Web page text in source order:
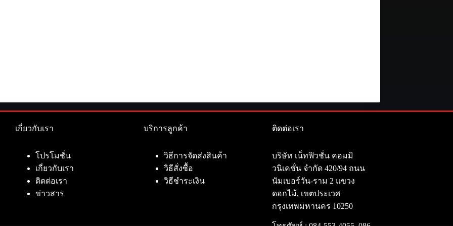
เกี่ยวกับเรา
โปรโมชั่น
เกี่ยวกับเรา
ติดต่อเรา
ข่าวสาร
บริการลูกค้า
วิธีการจัดส่งสินค้า
วิธีสั่งซื้อ
วิธีชำระเงิน
ติดต่อเรา
บริษัท เน็ทฟิวชั่น คอมมิ
วนิเคชั่น จำกัด 420/94 ถนน
นัมเบอร์วัน-ราม 2 แขวง
ดอกไม้, เขตประเวศ
กรุงเทพมหานคร 10250